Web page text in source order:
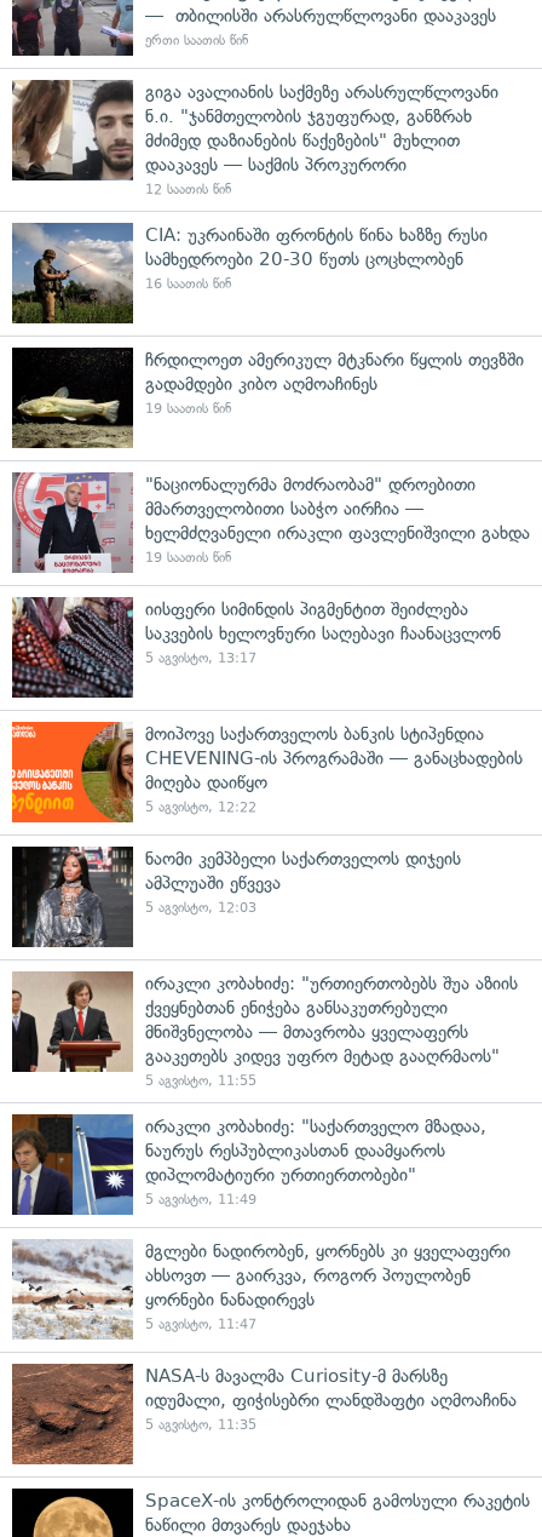
— თბილისში არასრულწლოვანი დააკავეს
ერთი საათის წინ
გიგა ავალიანის საქმეზე არასრულწლოვანი
ნ.ი. "ჯანმთელობის ჯგუფურად, განზრახ
მძიმედ დაზიანების წაქეზების" მუხლით
დააკავეს — საქმის პროკურორი
12 საათის წინ
CIA: უკრაინაში ფრონტის წინა ხაზზე რუსი
სამხედროები 20-30 წუთს ცოცხლობენ
16 საათის წინ
ჩრდილოეთ ამერიკულ მტკნარი წყლის თევზში
გადამდები კიბო აღმოაჩინეს
19 საათის წინ
"ნაციონალურმა მოძრაობამ" დროებითი
მმართველობითი საბჭო აირჩია —
ხელმძღვანელი ირაკლი ფავლენიშვილი გახდა
19 საათის წინ
იისფერი სიმინდის პიგმენტით შეიძლება
საკვების ხელოვნური საღებავი ჩაანაცვლონ
5 აგვისტო, 13:17
მოიპოვე საქართველოს ბანკის სტიპენდია
CHEVENING-ის პროგრამაში — განაცხადების
მიღება დაიწყო
5 აგვისტო, 12:22
ნაომი კემპბელი საქართველოს დიჯეის
ამპლუაში ეწვევა
5 აგვისტო, 12:03
ირაკლი კობახიძე: "ურთიერთობებს შუა აზიის
ქვეყნებთან ენიჭება განსაკუთრებული
მნიშვნელობა — მთავრობა ყველაფერს
გააკეთებს კიდევ უფრო მეტად გააღრმაოს"
5 აგვისტო, 11:55
ირაკლი კობახიძე: "საქართველო მზადაა,
ნაურუს რესპუბლიკასთან დაამყაროს
დიპლომატიური ურთიერთობები"
5 აგვისტო, 11:49
მგლები ნადირობენ, ყორნებს კი ყველაფერი
ახსოვთ — გაირკვა, როგორ პოულობენ
ყორნები ნანადირევს
5 აგვისტო, 11:47
NASA-ს მავალმა Curiosity-მ მარსზე
იდუმალი, ფიჭისებრი ლანდშაფტი აღმოაჩინა
5 აგვისტო, 11:35
SpaceX-ის კონტროლიდან გამოსული რაკეტის
ნაწილი მთვარეს დაეჯახა